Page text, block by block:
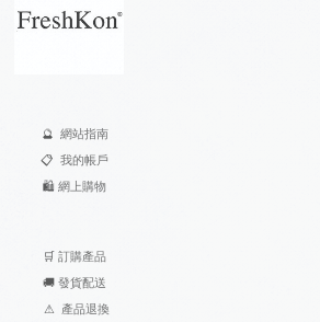
🔮 網站指南
📋 我的帳戶
🛍️ 網上購物
🛒 訂購產品
🚚 發貨配送
⚠ 產品退換